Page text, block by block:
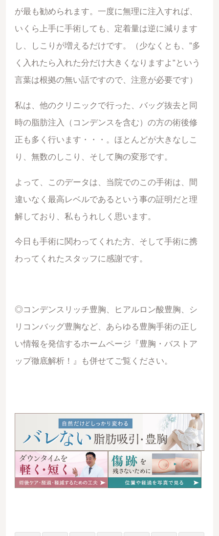
が最も勧められます。一度に無理に注入すれば、
いくら上手に手術しても、定着量は逆に減ります
し、しこりが増えるだけです。（少なくとも、”多
く入れたら入れた分だけ大きくなりますよ”という
言葉は根拠の無い話ですので、注意が必要です）
私は、他のクリニックで行った、バッグ抜去と同
時の脂肪注入（コンデンスを含む）の方の術後修
正も多く行います・・・。ほとんどが大きなしこ
り、無数のしこり、そして胸の変形です。
よって、このデータは、当院でのこの手術は、間
違いなく最高レベルであるという事の証明だと理
解しており、私もうれしく思います。
今日も手術に関わってくれた方、そして手術に携
わってくれたスタッフに感謝です。
◎コンデンスリッチ豊胸、ヒアルロン酸豊胸、シ
リコンバッグ豊胸など、あらゆる豊胸手術の正し
い情報を発信するホームページ『豊胸・バストア
ップ徹底解析！ 』も併せてご覧ください。